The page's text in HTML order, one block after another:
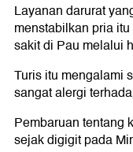
Layanan darurat
menstabilkan pria
sakit di Pau melalui
Turis itu mengalami
sangat alergi
Pembaruan tentang
sejak digigit pada